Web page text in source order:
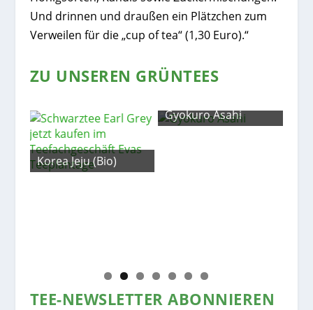
Und drinnen und draußen ein Plätzchen zum
Verweilen für die „cup of tea“ (1,30 Euro).“
ZU UNSEREN GRÜNTEES
Korea Jeju (Bio)
Gyokuro Asahi
TEE-NEWSLETTER ABONNIEREN